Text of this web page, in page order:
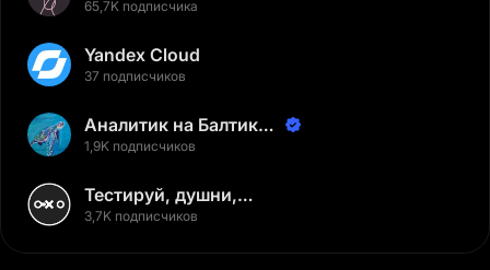
65,7K подписчика
Yandex Cloud
37 подписчиков
Аналитик на Балтике |
Неверов Станислав
1,9K подписчиков
Тестируй, душни,
наслаждайся
3,7K подписчиков